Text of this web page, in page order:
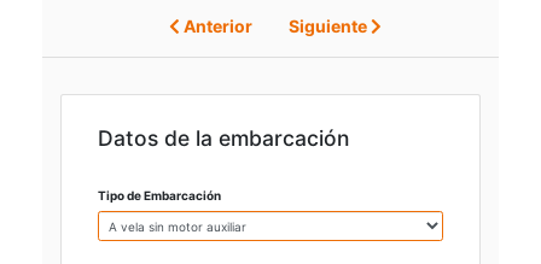
Anterior Siguiente
Datos de la embarcación
Tipo de Embarcación